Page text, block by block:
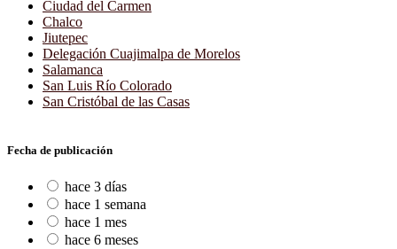
Ciudad del Carmen
Chalco
Jiutepec
Delegación Cuajimalpa de Morelos
Salamanca
San Luis Río Colorado
San Cristóbal de las Casas
Fecha de publicación
hace 3 días
hace 1 semana
hace 1 mes
hace 6 meses